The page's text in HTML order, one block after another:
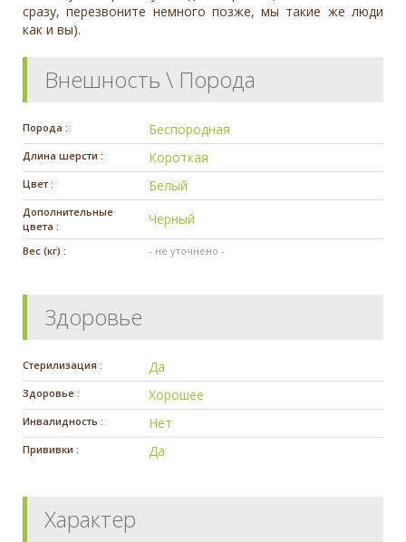
сразу, перезвоните немного позже, мы такие же люди
как и вы).
Внешность \ Порода
Порода : Беспородная
Длина шерсти : Короткая
Цвет : Белый
Дополнительные
цвета :
Черный
Вес (кг) : - не уточнено -
Здоровье
Стерилизация : Да
Здоровье : Хорошее
Инвалидность : Нет
Прививки : Да
Характер